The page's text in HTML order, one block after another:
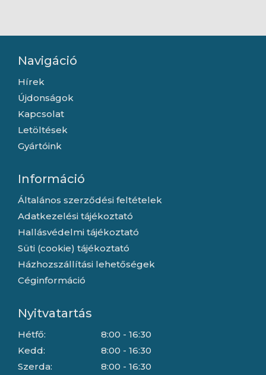
Navigáció
Hírek
Újdonságok
Kapcsolat
Letöltések
Gyártóink
Információ
Általános szerződési feltételek
Adatkezelési tájékoztató
Hallásvédelmi tájékoztató
Süti (cookie) tájékoztató
Házhozszállítási lehetőségek
Céginformáció
Nyitvatartás
Hétfő:
Kedd:
Szerda:
8:00 - 16:30
8:00 - 16:30
8:00 - 16:30